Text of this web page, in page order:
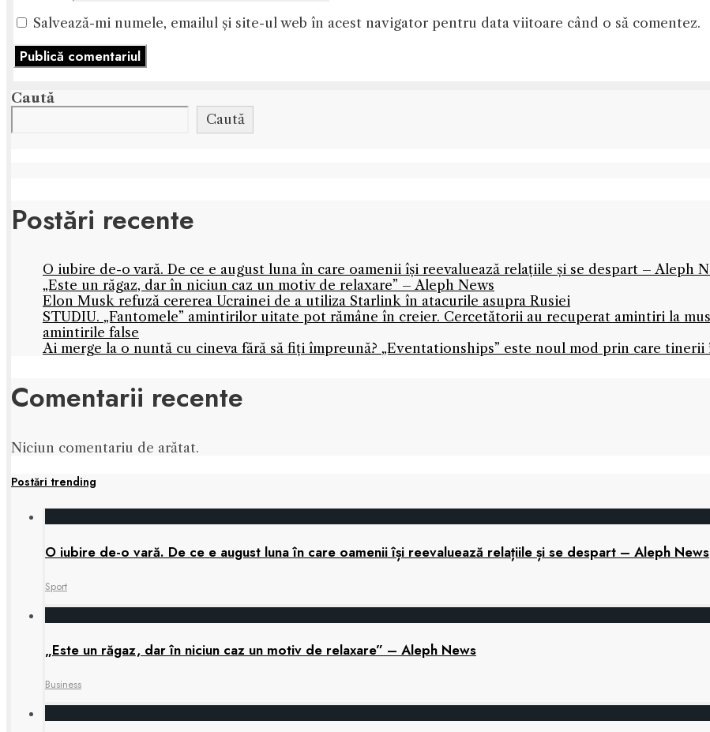
Salvează-mi numele, emailul și site-ul web în acest navigator pentru data viitoare când o să comentez.
Caută
Caută
Postări recente
O iubire de-o vară. De ce e august luna în care oamenii își reevaluează relațiile și se despart – Aleph
„Este un răgaz, dar în niciun caz un motiv de relaxare” – Aleph News
Elon Musk refuză cererea Ucrainei de a utiliza Starlink în atacurile asupra Rusiei
STUDIU. „Fantomele” amintirilor uitate pot rămâne în creier. Cercetătorii au recuperat amintiri la
amintirile false
Ai merge la o nuntă cu cineva fără să fiți împreună? „Eventationships” este noul mod prin care tinerii
Comentarii recente
Niciun comentariu de arătat.
Postări trending
O iubire de-o vară. De ce e august luna în care oamenii își reevaluează relațiile și se despart – Aleph News
Sport
„Este un răgaz, dar în niciun caz un motiv de relaxare” – Aleph News
Business